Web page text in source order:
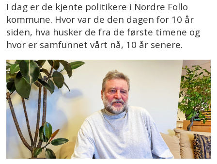
I dag er de kjente politikere i Nordre Follo
kommune. Hvor var de den dagen for 10 år
siden, hva husker de fra de første timene og
hvor er samfunnet vårt nå, 10 år senere.